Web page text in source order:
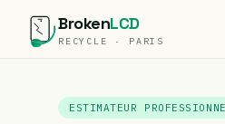
BrokenLCD
RECYCLE · PARIS
ESTIMATEUR